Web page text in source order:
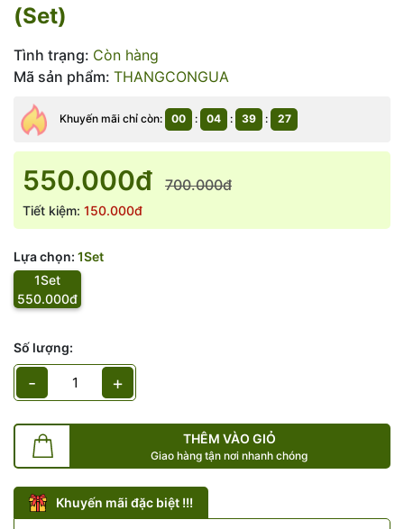
(Set)
Tình trạng: Còn hàng
Mã sản phẩm: THANGCONGUA
Khuyến mãi chỉ còn: 00 : 04 : 39 : 26
550.000đ 700.000đ
Tiết kiệm: 150.000đ
Lựa chọn: 1Set
1Set
550.000đ
Số lượng:
- +
THÊM VÀO GIỎ
Giao hàng tận nơi nhanh chóng
Khuyến mãi đặc biệt !!!
Mã giảm giá:
Ngày hết hạn:
Điều kiện: